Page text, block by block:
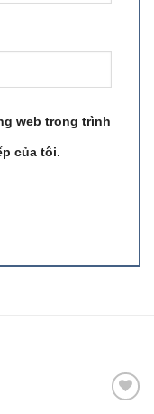
web trong trình
của tôi.